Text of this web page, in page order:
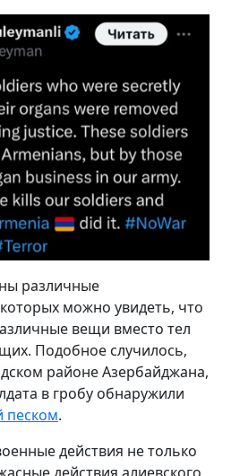
различные
можно увидеть, что
вещи вместо тел
Подобное случилось,
районе Азербайджана,
в гробу обнаружили
песком.
действия не только